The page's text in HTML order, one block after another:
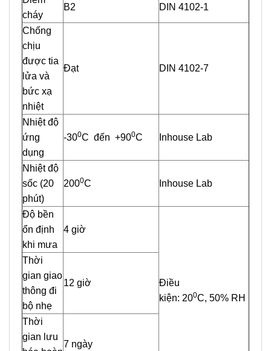
cháy
Β2 DIN 4102-1
Chống
chịu
được tia
lửa và
bức xạ
nhiệt
Đạt DIN 4102-7
Nhiệt độ
ứng
dụng
-300C đến +900C Inhouse Lab
Nhiệt độ
sốc (20
phút)
2000C Inhouse Lab
Độ bền
ổn định
khi mưa
4 giờ
Điều
kiện: 200C, 50% RH
Thời
gian giao
thông đi
bộ nhẹ
12 giờ
Thời
gian lưu
7 ngày